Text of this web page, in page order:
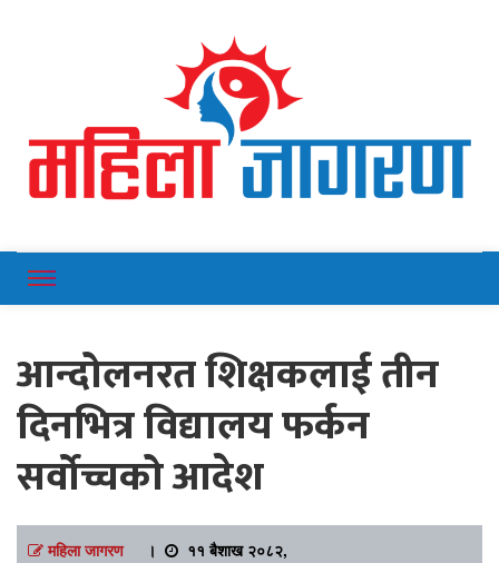
Mahilajagaran
आन्दोलनरत शिक्षकलाई तीन
दिनभित्र विद्यालय फर्कन
सर्वोच्चको आदेश
महिला जागरण।
११ बैशाख २०८२,